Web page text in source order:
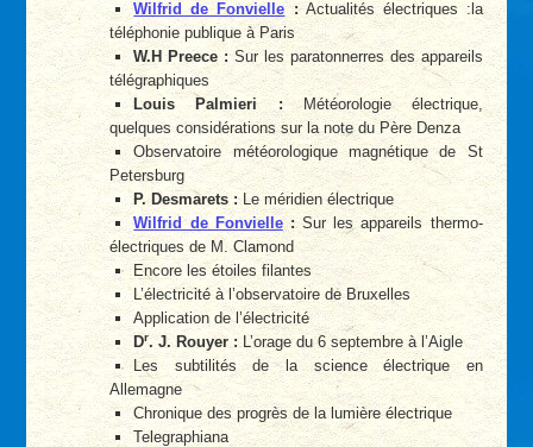
Wilfrid de Fonvielle :Actualités électriques :la
téléphonie publique à Paris
W.H Preece :Sur les paratonnerres des appareils
télégraphiques
Louis Palmieri :Météorologie électrique,
quelques considérations sur la note du Père Denza
Observatoire météorologique magnétique de St
Petersburg
P. Desmarets :Le méridien électrique
Wilfrid de Fonvielle:Sur les appareils thermo-
électriques de M. Clamond
Encore les étoiles filantes
L’électricité à l’observatoire de Bruxelles
Application de l’électricité
Dr. J. Rouyer :L’orage du 6 septembre à l’Aigle
Les subtilités de la science électrique en
Allemagne
Chronique des progrès de la lumière électrique
Telegraphiana